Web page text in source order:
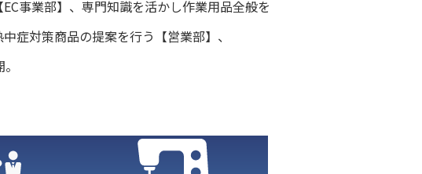
事業部】、専門知識を活かし作業用品全般を
症対策商品の提案を行う【営業部】、